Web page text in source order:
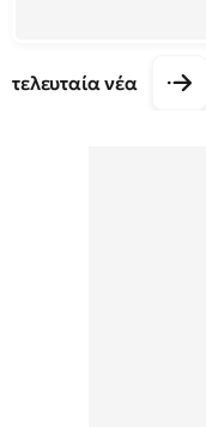
τελευταία νέα